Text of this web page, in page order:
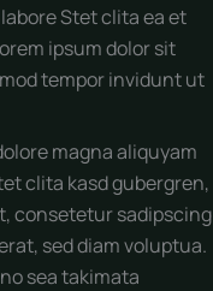
Stet clita ea et
ipsum dolor sit
tempor invidunt ut
magna aliquyam
clita kasd gubergren,
consetetur sadipscing
sed diam voluptua.
sea takimata